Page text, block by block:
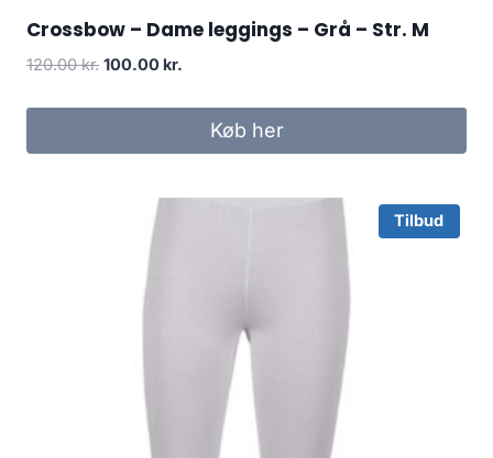
Crossbow – Dame leggings – Grå – Str. M
120.00kr. Original
was:
100.00 kr.
is:
100.00 kr..
Køb her
Tilbud